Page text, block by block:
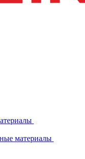
материалы